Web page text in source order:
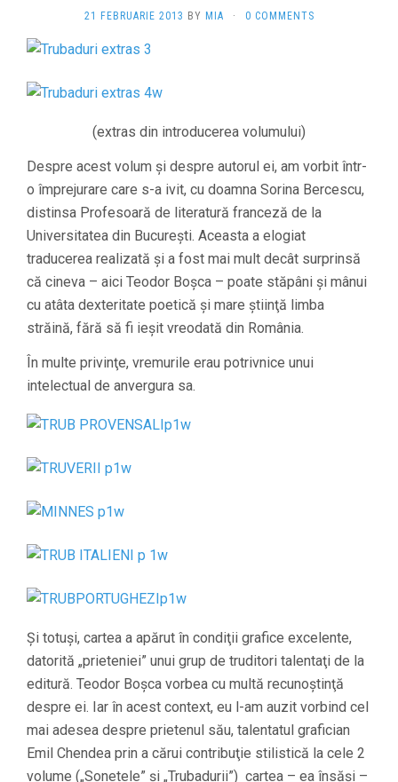
21 FEBRUARIE 2013 BY MIA · 0 COMMENTS
(extras din introducerea volumului)
Despre acest volum şi despre autorul ei, am vorbit într-
o împrejurare care s-a ivit, cu doamna Sorina Bercescu,
distinsa Profesoară de literatură franceză de la
Universitatea din Bucureşti. Aceasta a elogiat
traducerea realizată şi a fost mai mult decât surprinsă
că cineva – aici Teodor Boşca – poate stăpâni şi mânui
cu atâta dexteritate poetică şi mare ştiinţă limba
străină, fără să fi ieşit vreodată din România.
În multe privinţe, vremurile erau potrivnice unui
intelectual de anvergura sa.
Şi totuşi, cartea a apărut în condiţii grafice excelente,
datorită „prieteniei” unui grup de truditori talentaţi de la
editură. Teodor Boşca vorbea cu multă recunoştinţă
despre ei. Iar în acest context, eu l-am auzit vorbind cel
mai adesea despre prietenul său, talentatul grafician
Emil Chendea prin a cărui contribuţie stilistică la cele 2
volume („Sonetele” şi „Trubadurii”) cartea – ea însăşi –